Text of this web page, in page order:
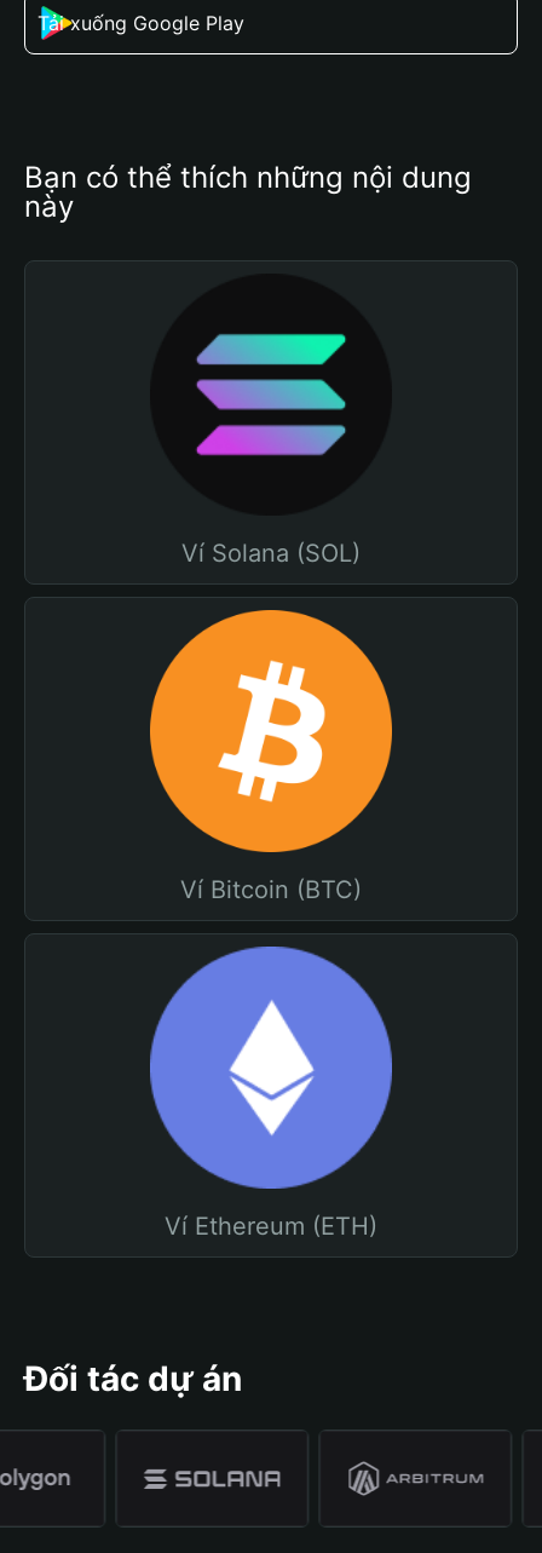
Tải xuống Google Play
Bạn có thể thích những nội dung
này
Ví Solana (SOL)
Ví Bitcoin (BTC)
Ví Ethereum (ETH)
Đối tác dự án